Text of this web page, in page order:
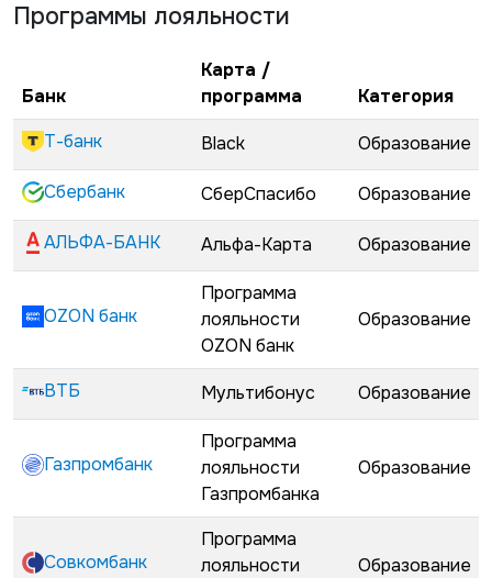
Программы лояльности
Банк
Карта /
программа
Категория
Т-банк
Black Образование
Сбербанк СберСпасибо Образование
АЛЬФА-БАНК Альфа-Карта Образование
OZON банк
Программа
лояльности
OZON банк
Образование
ВТБ Мультибонус Образование
Газпромбанк
Программа
лояльности
Газпромбанка
Образование
Совкомбанк
Программа
лояльности
Образование